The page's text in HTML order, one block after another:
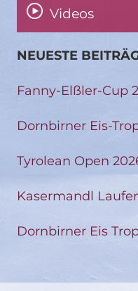
Videos
NEUESTE
Fanny-Elßler-Cup
Dornbirner Eis-
Tyrolean Open
Kasermandl
Dornbirner Eis